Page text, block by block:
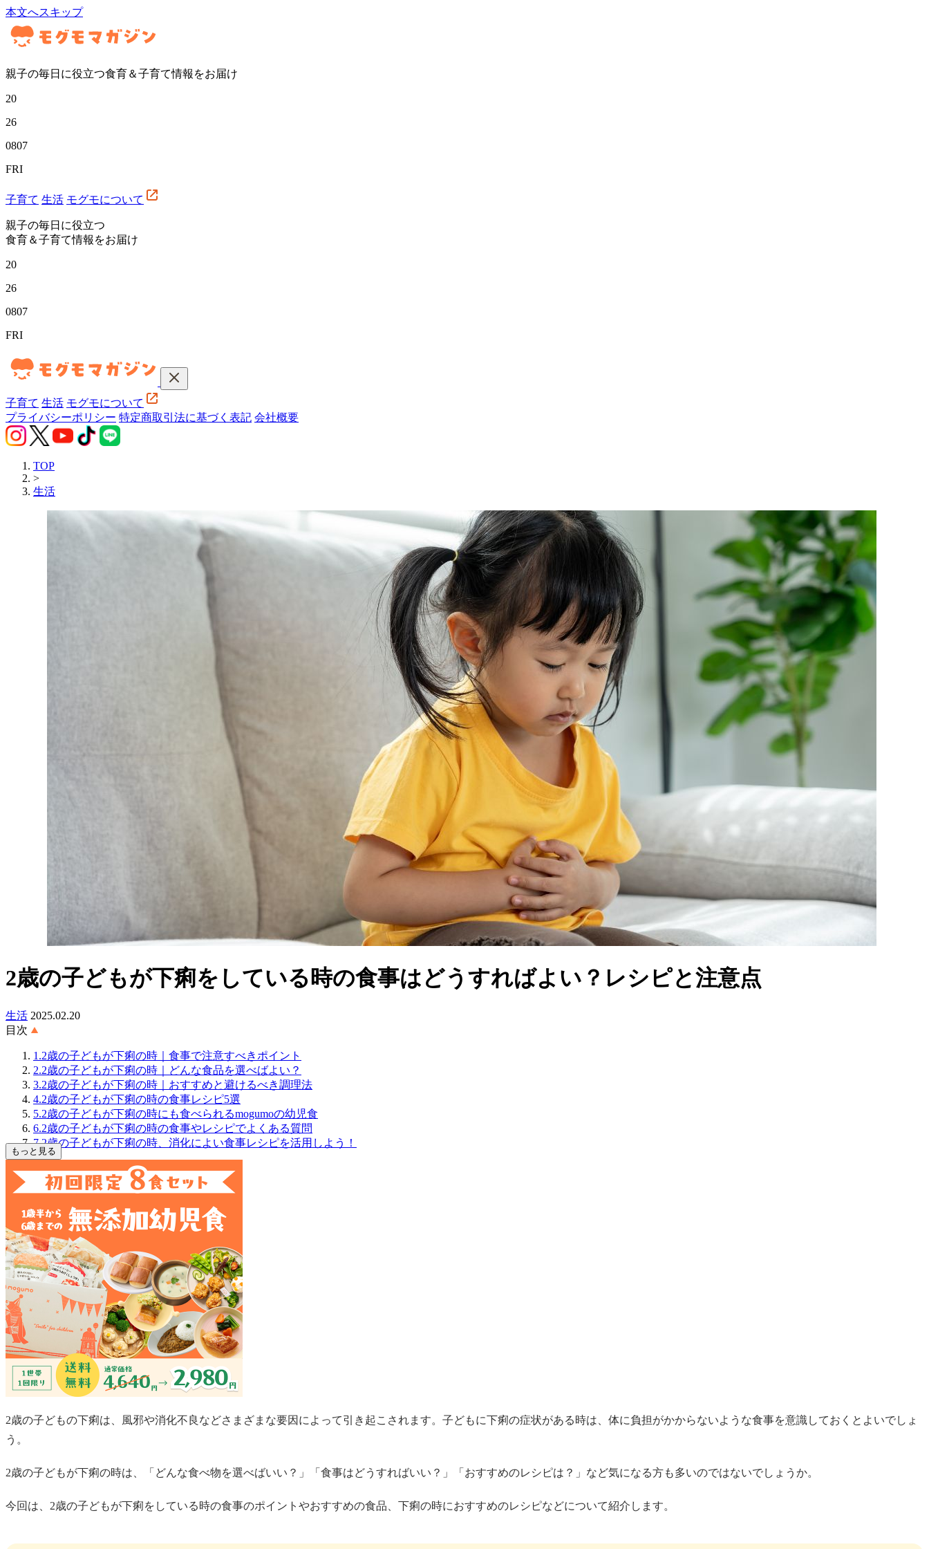
本文へスキップ
親子の毎日に役立つ食育＆子育て情報をお届け
20
26
0807
FRI
子育て 生活 モグモについて
親子の毎日に役立つ
食育＆子育て情報をお届け
20
26
0807
FRI
子育て 生活 モグモについて
プライバシーポリシー 特定商取引法に基づく表記 会社概要
TOP
>
生活
2歳の子どもが下痢をしている時の食事はどうすればよい？レシピと注意点
生活 2025.02.20
目次
1.2歳の子どもが下痢の時｜食事で注意すべきポイント
2.2歳の子どもが下痢の時｜どんな食品を選べばよい？
3.2歳の子どもが下痢の時｜おすすめと避けるべき調理法
4.2歳の子どもが下痢の時の食事レシピ5選
5.2歳の子どもが下痢の時にも食べられるmogumoの幼児食
6.2歳の子どもが下痢の時の食事やレシピでよくある質問
7.2歳の子どもが下痢の時、消化によい食事レシピを活用しよう！
もっと見る
2歳の子どもの下痢は、風邪や消化不良などさまざまな要因によって引き起こされます。子どもに下痢の症状がある時は、体に負担がかからないような食事を意識しておくとよいでしょ
う。
2歳の子どもが下痢の時は、「どんな食べ物を選べばいい？」「食事はどうすればいい？」「おすすめのレシピは？」など気になる方も多いのではないでしょうか。
今回は、2歳の子どもが下痢をしている時の食事のポイントやおすすめの食品、下痢の時におすすめのレシピなどについて紹介します。